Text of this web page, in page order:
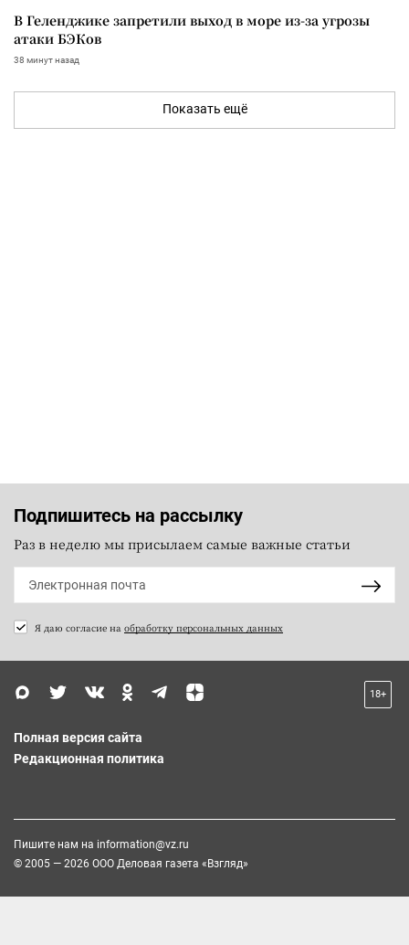
В Геленджике запретили выход в море из-за угрозы
атаки БЭКов
38 минут назад
Показать ещё
Подпишитесь на рассылку
Раз в неделю мы присылаем самые важные статьи
Я даю согласие на обработку персональных данных
18+
Полная версия сайта
Редакционная политика
Пишите нам на information@vz.ru
© 2005 — 2026 ООО Деловая газета «Взгляд»